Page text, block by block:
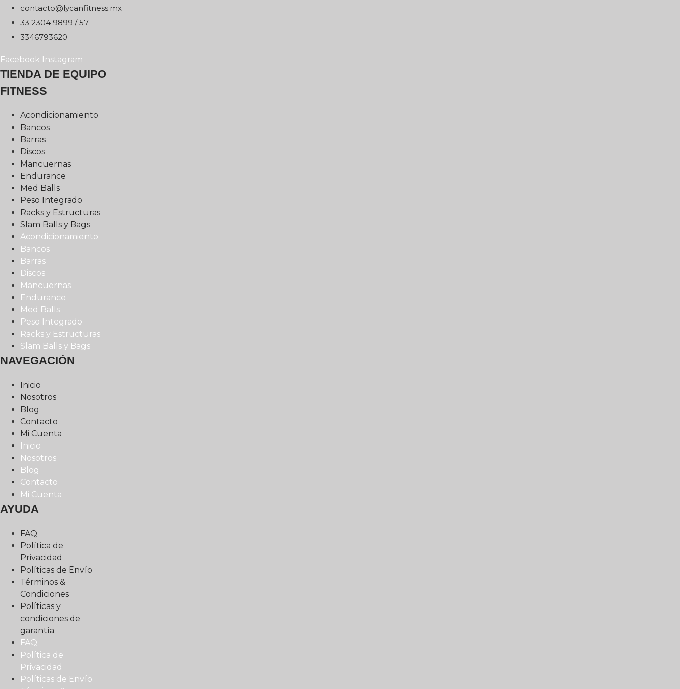
xm.ssentifnacyl@otcatnoc
75 / 9989 4032 33
0263976433
Facebook Instagram
TIENDA DE EQUIPO
FITNESS
Acondicionamiento
Bancos
Barras
Discos
Mancuernas
Endurance
Med Balls
Peso Integrado
Racks y Estructuras
Slam Balls y Bags
Acondicionamiento
Bancos
Barras
Discos
Mancuernas
Endurance
Med Balls
Peso Integrado
Racks y Estructuras
Slam Balls y Bags
NAVEGACIÓN
Inicio
Nosotros
Blog
Contacto
Mi Cuenta
Inicio
Nosotros
Blog
Contacto
Mi Cuenta
AYUDA
FAQ
Política de
Privacidad
Políticas de Envío
Términos &
Condiciones
Políticas y
condiciones de
garantía
FAQ
Política de
Privacidad
Políticas de Envío